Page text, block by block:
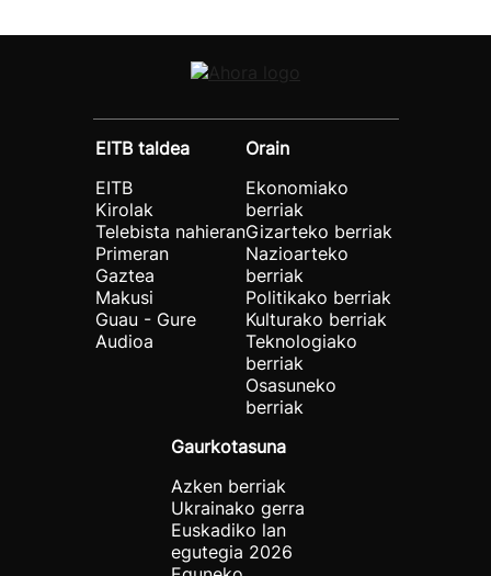
EITB taldea
EITB
Kirolak
Telebista nahieran
Primeran
Gaztea
Makusi
Guau - Gure
Audioa
Orain
Ekonomiako
berriak
Gizarteko berriak
Nazioarteko
berriak
Politikako berriak
Kulturako berriak
Teknologiako
berriak
Osasuneko
berriak
Gaurkotasuna
Azken berriak
Ukrainako gerra
Euskadiko lan
egutegia 2026